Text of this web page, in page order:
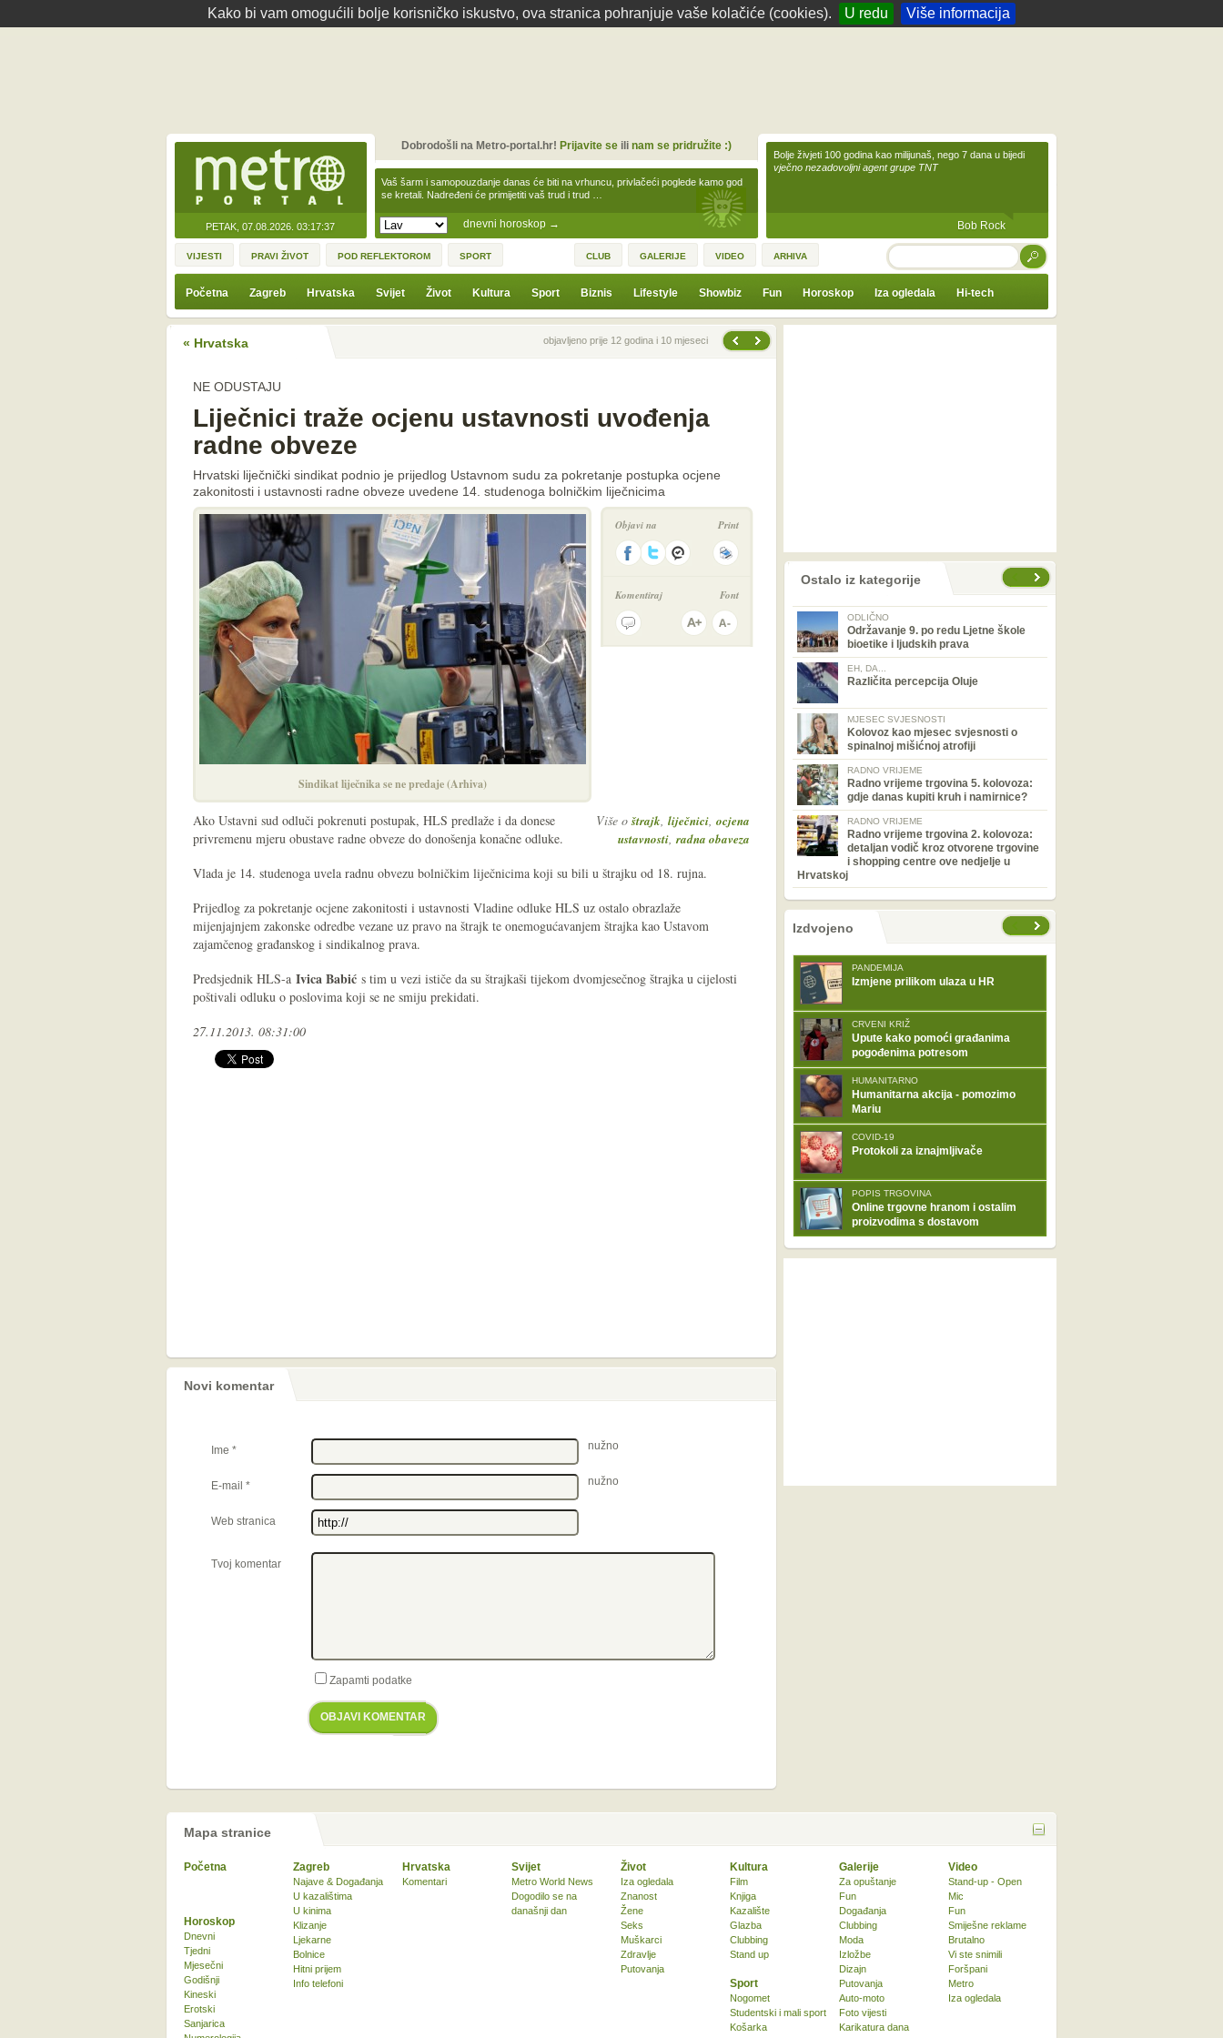
Kako bi vam omogućili bolje korisničko iskustvo, ova stranica pohranjuje vaše kolačiće (cookies). U redu Više informacija
PETAK, 07.08.2026. 03:17:37 dnevni horoskop →
Vaš šarm i samopouzdanje danas će biti na vrhuncu, privlačeći poglede kamo god
se kretali. Nadređeni će primijetiti vaš trud i trud …
Dobrodošli na Metro-portal.hr! Prijavite seili nam se pridružite :)
Bolje živjeti 100 godina kao milijunaš, nego 7 dana u bijedi
vječno nezadovoljni agent grupe TNT
Bob Rock
VIJESTI PRAVI ŽIVOT POD REFLEKTOROM SPORT CLUB GALERIJE VIDEO ARHIVA TRAŽI
Početna Zagreb Hrvatska Svijet Život Kultura Sport Biznis Lifestyle Showbiz Fun Horoskop Iza ogledala Hi-tech
« Hrvatska Prethodna vijestobjavljeno prije 12 godina i 10 mjeseci
NE ODUSTAJU
Liječnici traže ocjenu ustavnosti uvođenja
radne obveze
Hrvatski liječnički sindikat podnio je prijedlog Ustavnom sudu za pokretanje postupka ocjene
zakonitosti i ustavnosti radne obveze uvedene 14. studenoga bolničkim liječnicima
Sindikat liječnika se ne predaje (Arhiva)
Objavi na Print
Komentiraj Font
Više oštrajk, liječnici, ocjena
ustavnosti,radna obaveza
Ako Ustavni sud odluči pokrenuti postupak, HLS predlaže i da donese
privremenu mjeru obustave radne obveze do donošenja konačne odluke.
Vlada je 14. studenoga uvela radnu obvezu bolničkim liječnicima koji su bili u štrajku od 18. rujna.
Prijedlog za pokretanje ocjene zakonitosti i ustavnosti Vladine odluke HLS uz ostalo obrazlaže
mijenjajnjem zakonske odredbe vezane uz pravo na štrajk te onemogućavanjem štrajka kao Ustavom
zajamčenog građanskog i sindikalnog prava.
Predsjednik HLS-a Ivica Babić s tim u vezi ističe da su štrajkaši tijekom dvomjesečnog štrajka u cijelosti
poštivali odluku o poslovima koji se ne smiju prekidati.
27.11.2013. 08:31:00
Novi komentar
Ime * nužno
E-mail * nužno
Web stranica
Tvoj komentar
Zapamti podatke
OBJAVI KOMENTAR
Ostalo iz kategorije
ODLIČNO
Održavanje 9. po redu Ljetne škole
bioetike i ljudskih prava
EH, DA...
Različita percepcija Oluje
MJESEC SVJESNOSTI
Kolovoz kao mjesec svjesnosti o
spinalnoj mišićnoj atrofiji
RADNO VRIJEME
Radno vrijeme trgovina 5. kolovoza:
gdje danas kupiti kruh i namirnice?
RADNO VRIJEME
Radno vrijeme trgovina 2. kolovoza:
detaljan vodič kroz otvorene trgovine
i shopping centre ove nedjelje u
Hrvatskoj
nema prethodne stranice
sljedećeIzdvojeno
PANDEMIJA
Izmjene prilikom ulaza u HR
CRVENI KRIŽ
Upute kako pomoći građanima
pogođenima potresom
HUMANITARNO
Humanitarna akcija - pomozimo
Mariu
COVID-19
Protokoli za iznajmljivače
POPIS TRGOVINA
Online trgovne hranom i ostalim
proizvodima s dostavom
Mapa stranice
Početna Zagreb
Najave & Događanja
U kazalištima
U kinima
Klizanje
Ljekarne
Bolnice
Hitni prijem
Info telefoni
Hrvatska
Komentari
Svijet
Metro World News
Dogodilo se na
današnji dan
Život
Iza ogledala
Znanost
Žene
Seks
Muškarci
Zdravlje
Putovanja
Kultura
Film
Knjiga
Kazalište
Glazba
Clubbing
Stand up
Sport
Nogomet
Studentski i mali sport
Košarka
Horoskop
Dnevni
Tjedni
Mjesečni
Godišnji
Kineski
Erotski
Sanjarica
Galerije
Za opuštanje
Fun
Događanja
Clubbing
Moda
Izložbe
Dizajn
Putovanja
Auto-moto
Foto vijesti
Karikatura dana
Video
Stand-up - Open
Mic
Fun
Smiješne reklame
Brutalno
Vi ste snimili
Foršpani
Metro
Iza ogledala